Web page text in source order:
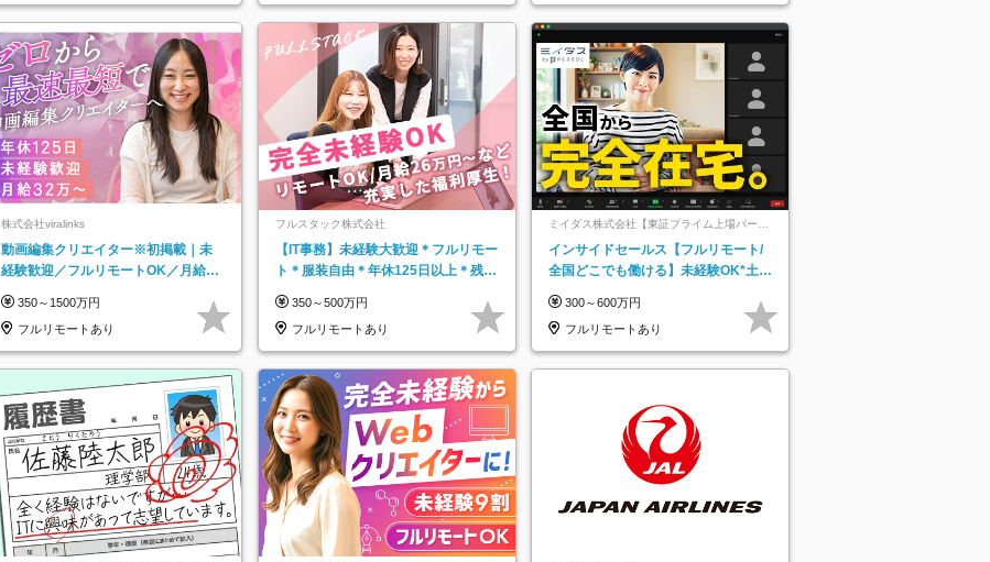
株式会社viralinks
動画編集クリエイター※初掲載｜未
経験歓迎／フルリモートOK／月給32
350～1500万円
フルリモートあり
フルスタック株式会社
【IT事務】未経験大歓迎＊フルリモー
ト＊服装自由＊年休125日以上＊残業
350～500万円
フルリモートあり
ミイダス株式会社【東証プライム上場パーソ
インサイドセールス【フルリモート/
全国どこでも働ける】未経験OK*土日
300～600万円
フルリモートあり